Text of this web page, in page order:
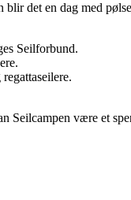
det en dag med
Seilforbund.
Seilcampen være et